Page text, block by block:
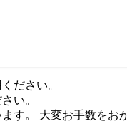
ださい。
い。
す。 大変お手数をお